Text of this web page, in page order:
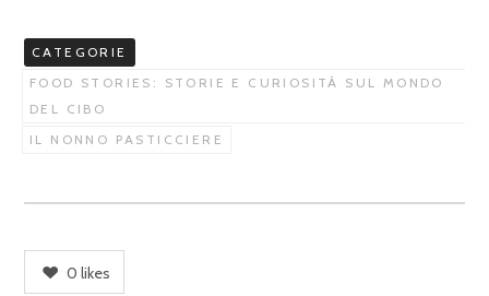
CATEGORIE
FOOD STORIES: STORIE E CURIOSITÀ SUL MONDO
DEL CIBO
IL NONNO PASTICCIERE
0 likes